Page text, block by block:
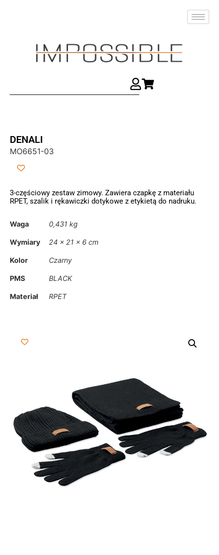
DENALI
MO6651-03
3-częściowy zestaw zimowy. Zawiera czapkę z materiału
RPET, szalik i rękawiczki dotykowe z etykietą do nadruku.
Waga 0,431 kg
Wymiary 24 × 21 × 6 cm
Kolor Czarny
PMS BLACK
Materiał RPET